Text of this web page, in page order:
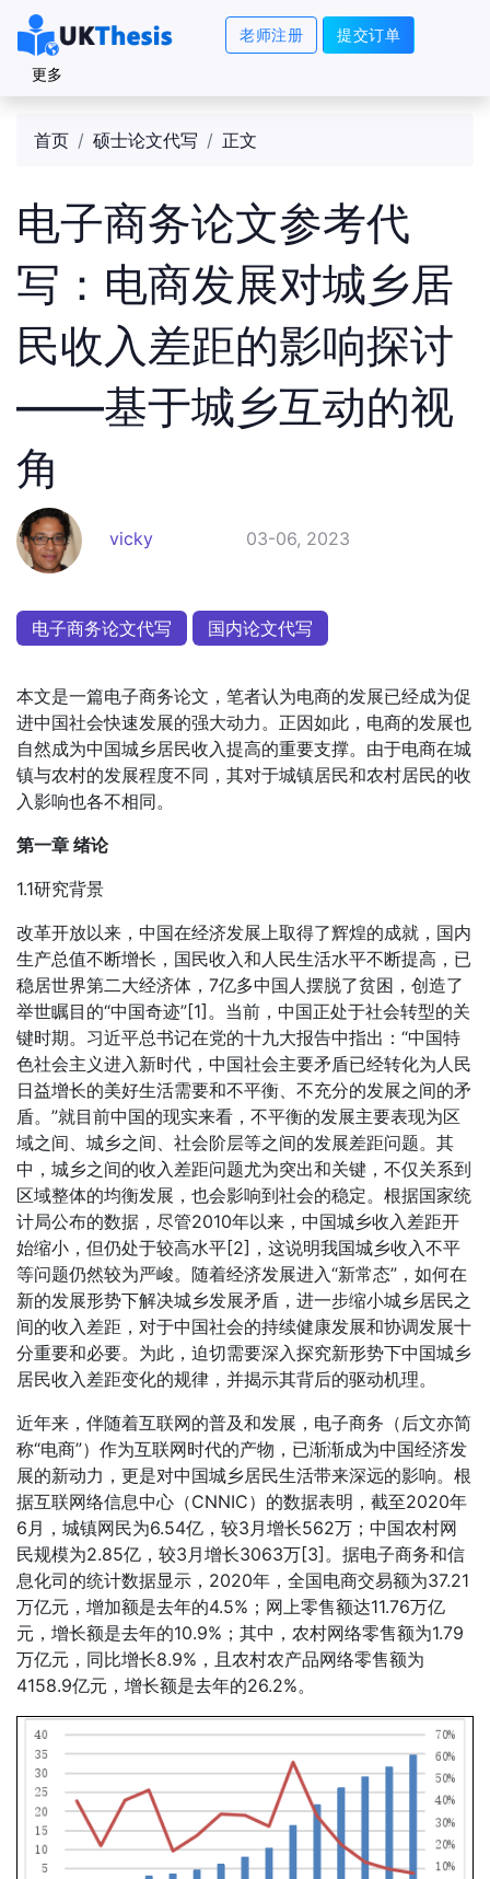
老师注册 提交订单
更多
首页 硕士论文代写 正文
电子商务论文参考代
写：电商发展对城乡居
民收入差距的影响探讨
——基于城乡互动的视
角
vicky 03-06, 2023
电子商务论文代写 国内论文代写
本文是一篇电子商务论文，笔者认为电商的发展已经成为促
进中国社会快速发展的强大动力。正因如此，电商的发展也
自然成为中国城乡居民收入提高的重要支撑。由于电商在城
镇与农村的发展程度不同，其对于城镇居民和农村居民的收
入影响也各不相同。
第一章 绪论
1.1研究背景
改革开放以来，中国在经济发展上取得了辉煌的成就，国内
生产总值不断增长，国民收入和人民生活水平不断提高，已
稳居世界第二大经济体，7亿多中国人摆脱了贫困，创造了
举世瞩目的“中国奇迹”[1]。当前，中国正处于社会转型的关
键时期。习近平总书记在党的十九大报告中指出：“中国特
色社会主义进入新时代，中国社会主要矛盾已经转化为人民
日益增长的美好生活需要和不平衡、不充分的发展之间的矛
盾。”就目前中国的现实来看，不平衡的发展主要表现为区
域之间、城乡之间、社会阶层等之间的发展差距问题。其
中，城乡之间的收入差距问题尤为突出和关键，不仅关系到
区域整体的均衡发展，也会影响到社会的稳定。根据国家统
计局公布的数据，尽管2010年以来，中国城乡收入差距开
始缩小，但仍处于较高水平[2]，这说明我国城乡收入不平
等问题仍然较为严峻。随着经济发展进入“新常态”，如何在
新的发展形势下解决城乡发展矛盾，进一步缩小城乡居民之
间的收入差距，对于中国社会的持续健康发展和协调发展十
分重要和必要。为此，迫切需要深入探究新形势下中国城乡
居民收入差距变化的规律，并揭示其背后的驱动机理。
近年来，伴随着互联网的普及和发展，电子商务（后文亦简
称“电商”）作为互联网时代的产物，已渐渐成为中国经济发
展的新动力，更是对中国城乡居民生活带来深远的影响。根
据互联网络信息中心（CNNIC）的数据表明，截至2020年
6月，城镇网民为6.54亿，较3月增长562万；中国农村网
民规模为2.85亿，较3月增长3063万[3]。据电子商务和信
息化司的统计数据显示，2020年，全国电商交易额为37.21
万亿元，增加额是去年的4.5%；网上零售额达11.76万亿
元，增长额是去年的10.9%；其中，农村网络零售额为1.79
万亿元，同比增长8.9%，且农村农产品网络零售额为
4158.9亿元，增长额是去年的26.2%。